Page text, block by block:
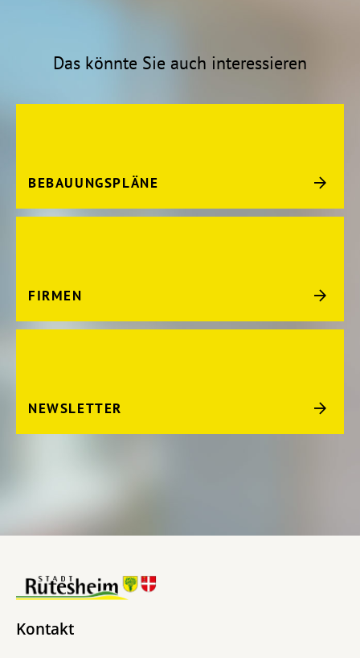
Das könnte Sie auch interessieren
BEBAUUNGSPLÄNE
FIRMEN
NEWSLETTER
Kontakt